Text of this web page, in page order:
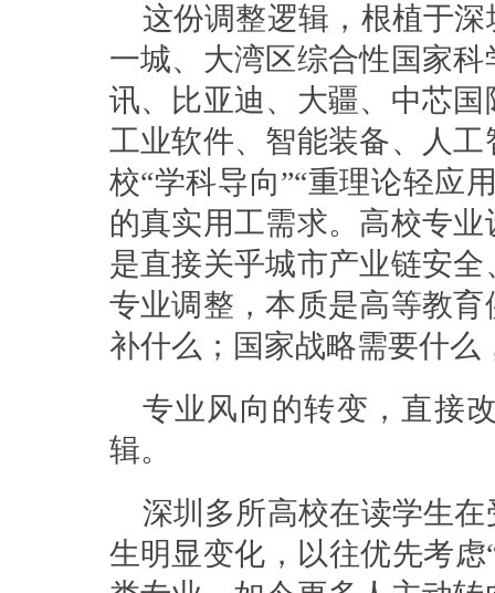
这份调整逻辑，根植于
一城、大湾区综合性国家
讯、比亚迪、大疆、中芯
工业软件、智能装备、人
校“学科导向”“重理论轻应
的真实用工需求。高校专
是直接关乎城市产业链安
专业调整，本质是高等教
补什么；国家战略需要什么
专业风向的转变，直接
辑。
深圳多所高校在读学生
生明显变化，以往优先考